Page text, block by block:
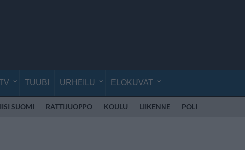
TUUBI URHEILU ELOKUVAT
SUOMI RATTIJUOPPO KOULU LIIKENNE POLIISI SUOMI